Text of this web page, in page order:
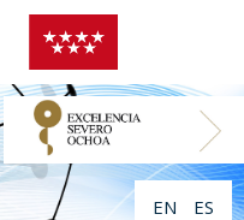
EN ES